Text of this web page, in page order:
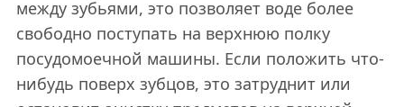
между зубьями, это позволяет воде более
свободно поступать на верхнюю полку
посудомоечной машины. Если положить что-
нибудь поверх зубцов, это затруднит или